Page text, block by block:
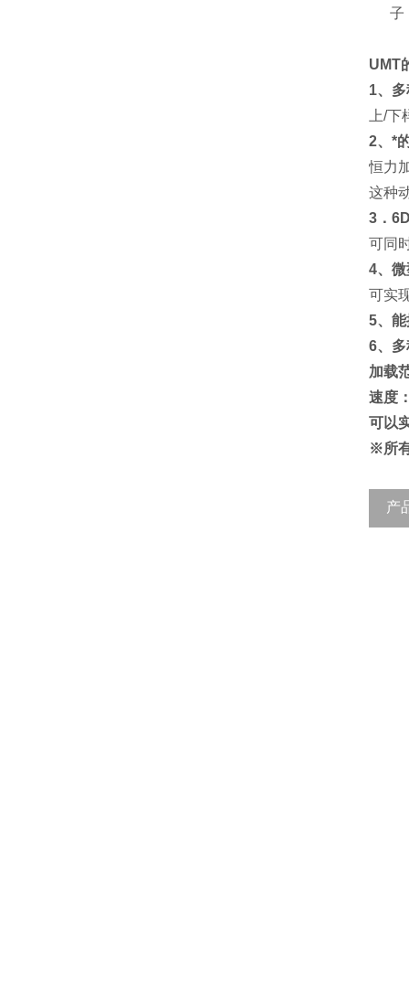
子
UMT
1、
上/
2、*
恒力
这种
3．
可同
4、
可实
5、
6、
加载
速度
可以
※所
产